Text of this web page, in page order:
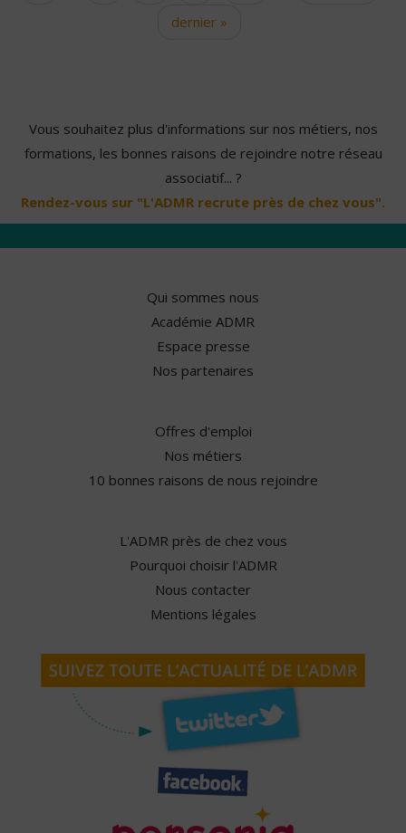
dernier »
Vous souhaitez plus d'informations sur nos métiers, nos
formations, les bonnes raisons de rejoindre notre réseau
associatif... ?
Rendez-vous sur "L'ADMR recrute près de chez vous".
Qui sommes nous
Académie ADMR
Espace presse
Nos partenaires
Offres d'emploi
Nos métiers
10 bonnes raisons de nous rejoindre
L'ADMR près de chez vous
Pourquoi choisir l'ADMR
Nous contacter
Mentions légales